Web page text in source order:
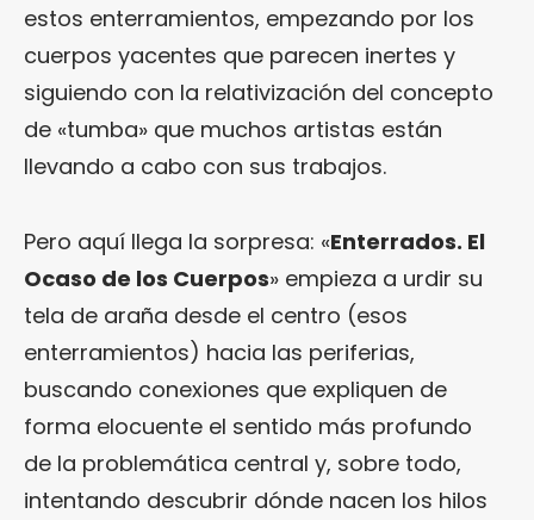
estos enterramientos, empezando por los
cuerpos yacentes que parecen inertes y
siguiendo con la relativización del concepto
de «tumba» que muchos artistas están
llevando a cabo con sus trabajos.
Pero aquí llega la sorpresa: «Enterrados. El
Ocaso de los Cuerpos» empieza a urdir su
tela de araña desde el centro (esos
enterramientos) hacia las periferias,
buscando conexiones que expliquen de
forma elocuente el sentido más profundo
de la problemática central y, sobre todo,
intentando descubrir dónde nacen los hilos